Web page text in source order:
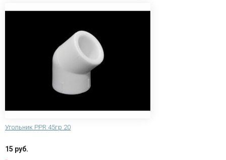
Угольник PPR 45гр 20
15 руб.